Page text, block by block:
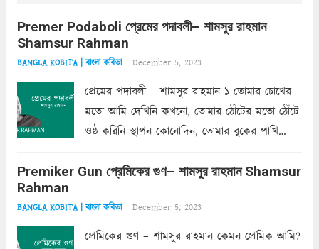
Premer Podaboli প্রেমের পদাবলী– শামসুর রাহমান
Shamsur Rahman
BANGLA KOBITA | বাংলা কবিতা December 5, 2023
প্রেমের পদাবলী – শামসুর রাহমান ১ তোমার চোখের
মতো আমি দেখিনি কখনো, তোমার ঠোঁটের মতো ঠোঁটে
ওষ্ঠ করিনি স্থাপন কোনোদিন, তোমার বুকের পাখি
কোথাও কি এরকম ছায়া দেয় ক্লান্তির প্রহরে? মুছে
Premiker Gun প্রেমিকের গুণ– শামসুর রাহমান Shamsur
Rahman
BANGLA KOBITA | বাংলা কবিতা December 5, 2023
প্রেমিকের গুণ – শামসুর রাহমান কেমন প্রেমিক আমি?